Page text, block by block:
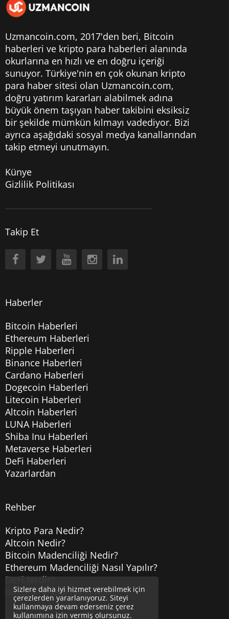
Uzmancoin.com, 2017'den beri, Bitcoin
haberleri ve kripto para haberleri alanında
okurlarına en hızlı ve en doğru içeriği
sunuyor. Türkiye'nin en çok okunan kripto
para haber sitesi olan Uzmancoin.com,
doğru yatırım kararları alabilmek adına
büyük önem taşıyan haber takibini eksiksiz
bir şekilde mümkün kılmayı vadediyor. Bizi
ayrıca aşağıdaki sosyal medya kanallarından
takip etmeyi unutmayın.
Künye
Gizlilik Politikası
Takip Et
Haberler
Bitcoin Haberleri
Ethereum Haberleri
Ripple Haberleri
Binance Haberleri
Cardano Haberleri
Dogecoin Haberleri
Litecoin Haberleri
Altcoin Haberleri
LUNA Haberleri
Shiba Inu Haberleri
Metaverse Haberleri
DeFi Haberleri
Yazarlardan
Rehber
Kripto Para Nedir?
Altcoin Nedir?
Bitcoin Madenciliği Nedir?
Ethereum Madenciliği Nasıl Yapılır?
DeFi Nedir?
Bitcoin Hesabı Nasıl Açılır?
Sizlere daha iyi hizmet verebilmek için
çerezlerden yararlanıyoruz. Siteyi
kullanmaya devam ederseniz çerez
kullanımına izin vermiş olursunuz.